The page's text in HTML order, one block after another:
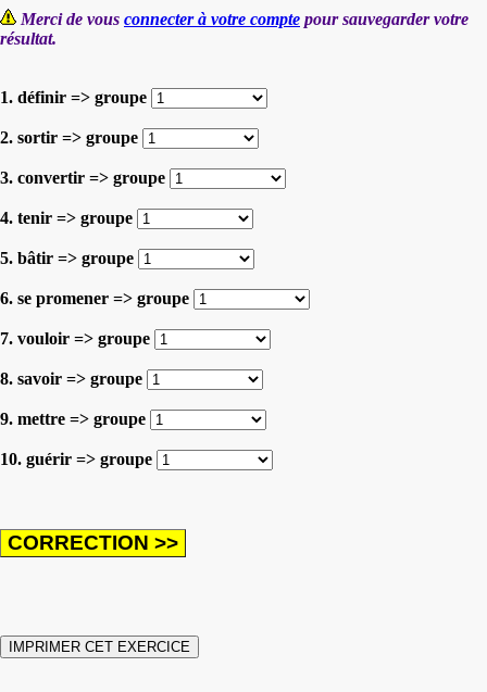
Merci de vous connecter à votre compte pour sauvegarder votre
résultat.
1. définir => groupe
2. sortir => groupe
3. convertir => groupe
4. tenir => groupe
5. bâtir => groupe
6. se promener => groupe
7. vouloir => groupe
8. savoir => groupe
9. mettre => groupe
10. guérir => groupe